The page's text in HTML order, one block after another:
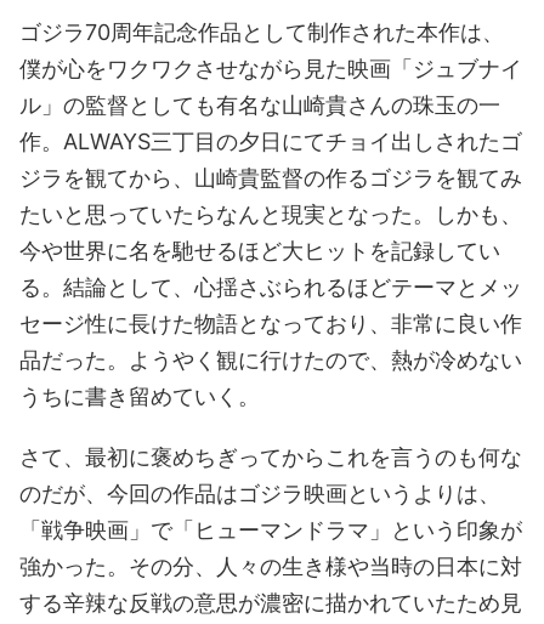
ゴジラ70周年記念作品として制作された本作は、
僕が心をワクワクさせながら見た映画「ジュブナイ
ル」の監督としても有名な山崎貴さんの珠玉の一
作。ALWAYS三丁目の夕日にてチョイ出しされたゴ
ジラを観てから、山崎貴監督の作るゴジラを観てみ
たいと思っていたらなんと現実となった。しかも、
今や世界に名を馳せるほど大ヒットを記録してい
る。結論として、心揺さぶられるほどテーマとメッ
セージ性に長けた物語となっており、非常に良い作
品だった。ようやく観に行けたので、熱が冷めない
うちに書き留めていく。
さて、最初に褒めちぎってからこれを言うのも何な
のだが、今回の作品はゴジラ映画というよりは、
「戦争映画」で「ヒューマンドラマ」という印象が
強かった。その分、人々の生き様や当時の日本に対
する辛辣な反戦の意思が濃密に描かれていたため見